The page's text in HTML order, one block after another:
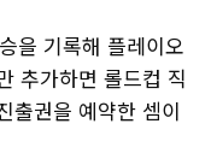
을 기록해 플레이오
추가하면 롤드컵 직
출권을 예약한 셈이